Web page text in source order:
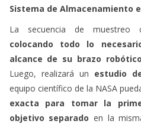
Sistema de Almacenamiento
La secuencia de muestreo
colocando todo lo
alcance de su brazo
Luego, realizará un estudio
equipo científico de la NASA
exacta para tomar la
objetivo separado en la